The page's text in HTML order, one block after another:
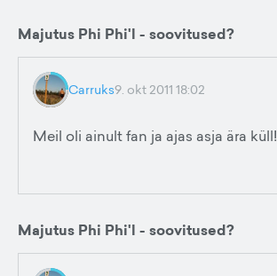
Majutus Phi Phi'l - soovitused?
Carruks9. okt 2011 18:02
Meil oli ainult fan ja ajas asja ära küll!
Majutus Phi Phi'l - soovitused?